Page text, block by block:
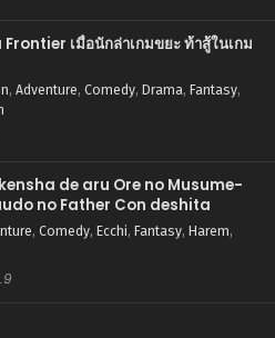
เกมขยะ ท้าสู้ในเกม
, Adventure, Comedy, Drama, Fantasy,
de aru Ore no Musume-
no Father Con deshita
, Comedy, Ecchi, Fantasy, Harem,